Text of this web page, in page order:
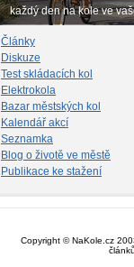
každý den na kole ve
Články
Diskuze
Test skládacích kol
Elektrokola
Bazar městských kol
Kalendář akcí
Seznamka
Blog o životě ve městě
Publikace ke stažení
Copyright © NaKole.cz